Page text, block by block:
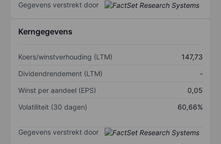
Gegevens verstrekt door
Kerngegevens
Koers/winstverhouding (LTM)
147,73
Dividendrendement (LTM)
-
Winst per aandeel (EPS)
0,05
Volatiliteit (30 dagen)
60,66%
Gegevens verstrekt door